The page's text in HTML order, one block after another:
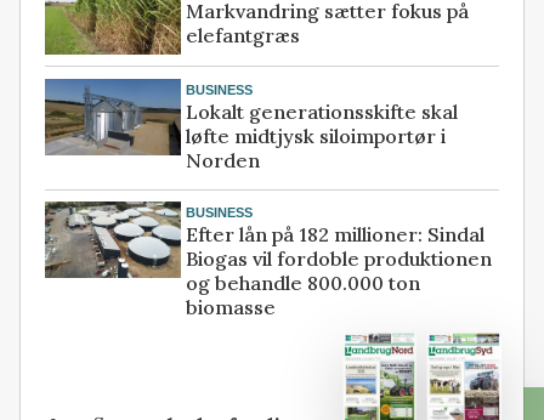
Markvandring sætter fokus på
elefantgræs
BUSINESS
Lokalt generationsskifte skal
løfte midtjysk siloimportør i
Norden
BUSINESS
Efter lån på 182 millioner: Sindal
Biogas vil fordoble produktionen
og behandle 800.000 ton
biomasse